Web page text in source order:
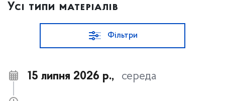
Усі типи матеріалів
Фільтри
15 липня 2026 р., середа